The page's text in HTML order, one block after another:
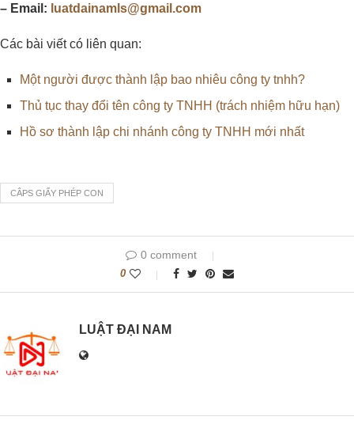
– Email: luatdainamls@gmail.com
Các bài viết có liên quan:
Một người được thành lập bao nhiêu công ty tnhh?
Thủ tục thay đổi tên công ty TNHH (trách nhiệm hữu hạn)
Hồ sơ thành lập chi nhánh công ty TNHH mới nhất
CÂPS GIẤY PHÉP CON
0 comment
0
LUẬT ĐẠI NAM